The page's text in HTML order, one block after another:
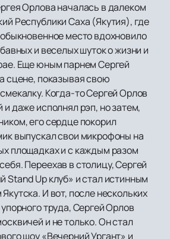
Орлова началась в далеком
Республики Саха (Якутия), где
место вдохновило
и веселых шуток о жизни и
Еще юным парнем Сергей
сцене, показывая свою
Когда-то Сергей Орлов
и даже исполнял рэп, но затем,
его сердце покорил
выпускал свои микрофоны на
площадках и с каждым разом
Переехав в столицу, Сергей
Stand Up клуб» и стал истинным
И вот, после нескольких
труда, Сергей Орлов
и не только. Он стал
шоу «Вечерний Ургант» и